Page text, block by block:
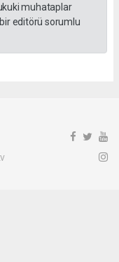
muhataplar
editörü sorumlu